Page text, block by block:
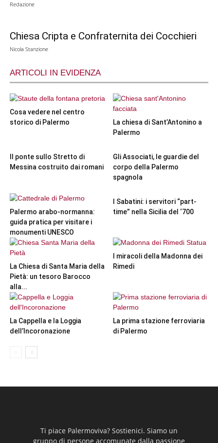
Redazione
Chiesa Cripta e Confraternita dei Cocchieri
Nicola Stanzione
ARTICOLI IN EVIDENZA
Cosa vedere nel centro
storico di Palermo
La chiesa di Sant’Antonino a
Palermo
Il ponte sullo Stretto di
Messina costruito dai romani
Gli Associati, le guardie del
corpo della Palermo
spagnola
Palermo arabo-normanna:
guida pratica per visitare i
monumenti UNESCO
I Sabatini: i servitori “part-
time” nella Sicilia del ‘700
La Chiesa di Santa Maria della
Pietà: un tesoro Barocco
alla...
I miracoli della Madonna dei
Rimedi
La Cappella e la Loggia
dell’Incoronazione
La prima stazione ferroviaria
di Palermo
Ti piace Palermoviva? Sostienici. Siamo un
gruppo di persone accomunate dalla passione